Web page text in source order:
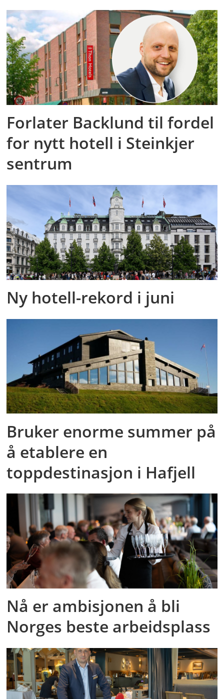
Forlater Backlund til fordel
for nytt hotell i Steinkjer
sentrum
Ny hotell-rekord i juni
Bruker enorme summer på
å etablere en
toppdestinasjon i Hafjell
Nå er ambisjonen å bli
Norges beste arbeidsplass